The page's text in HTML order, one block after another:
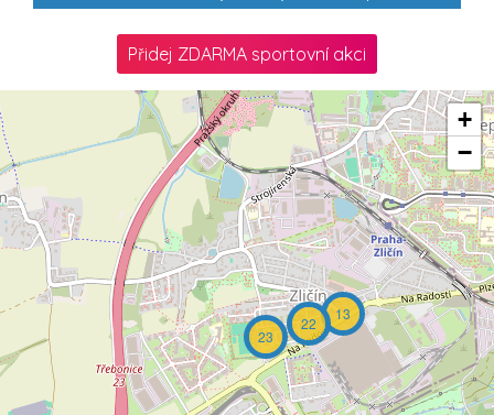
Přidej ZDARMA sportovní akci
13
22
23
+
−